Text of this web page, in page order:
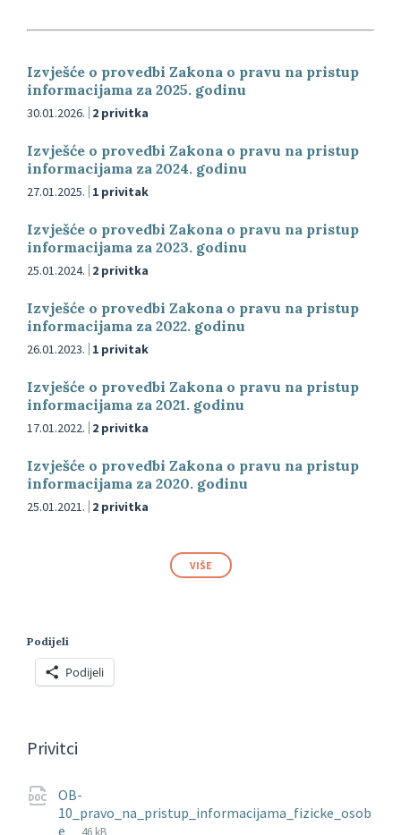
Izvješće o provedbi Zakona o pravu na pristup
informacijama za 2025. godinu
30.01.2026. 2 privitka
Izvješće o provedbi Zakona o pravu na pristup
informacijama za 2024. godinu
27.01.2025. 1 privitak
Izvješće o provedbi Zakona o pravu na pristup
informacijama za 2023. godinu
25.01.2024. 2 privitka
Izvješće o provedbi Zakona o pravu na pristup
informacijama za 2022. godinu
26.01.2023. 1 privitak
Izvješće o provedbi Zakona o pravu na pristup
informacijama za 2021. godinu
17.01.2022. 2 privitka
Izvješće o provedbi Zakona o pravu na pristup
informacijama za 2020. godinu
25.01.2021. 2 privitka
VIŠE
Podijeli
Podijeli
Privitci
OB-
10_pravo_na_pristup_informacijama_fizicke_osob
e
File
doc
File